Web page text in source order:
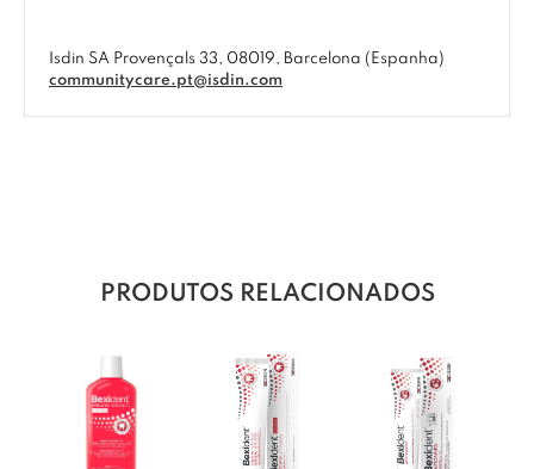
Isdin SA Provençals 33, 08019, Barcelona (Espanha)
communitycare.pt@isdin.com
PRODUTOS RELACIONADOS